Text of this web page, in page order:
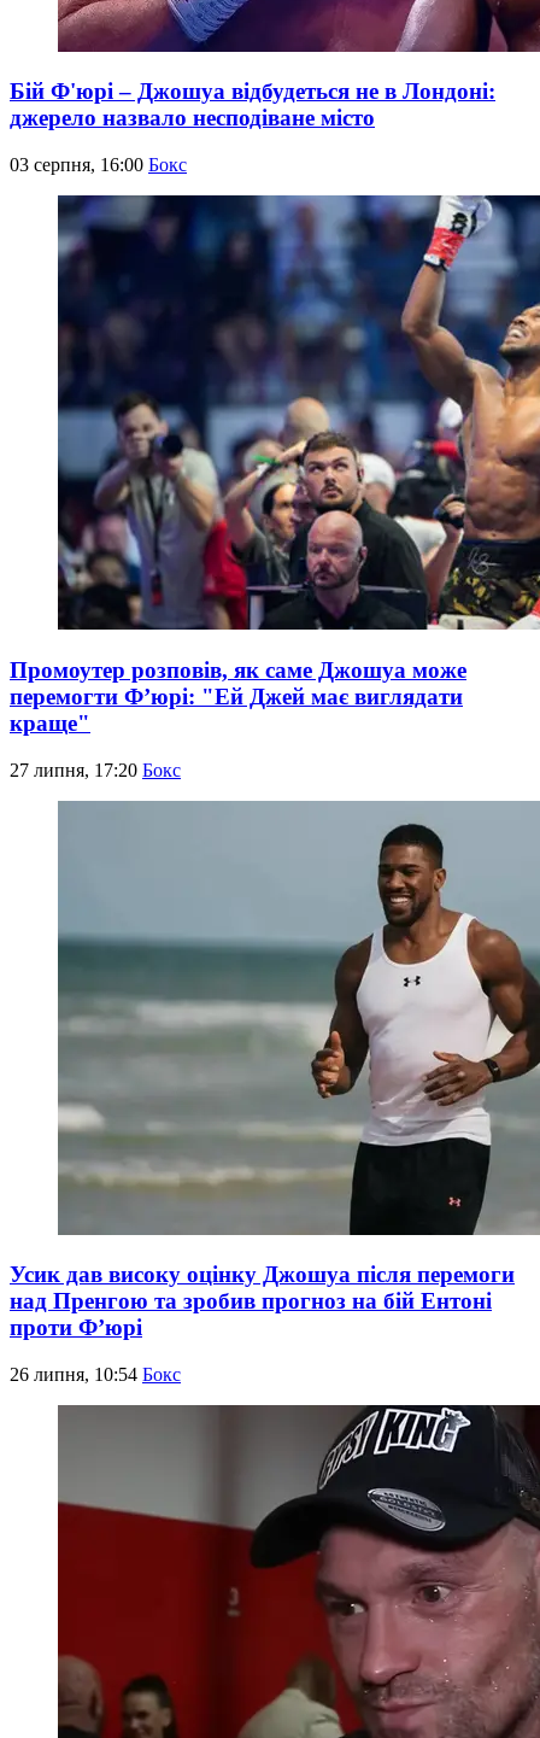
Бій Ф'юрі – Джошуа відбудеться не в Лондоні:
джерело назвало несподіване місто
03 серпня, 16:00 Бокс
Промоутер розповів, як саме Джошуа може
перемогти Ф’юрі: "Ей Джей має виглядати
краще"
27 липня, 17:20 Бокс
Усик дав високу оцінку Джошуа після перемоги
над Пренгою та зробив прогноз на бій Ентоні
проти Ф’юрі
26 липня, 10:54 Бокс